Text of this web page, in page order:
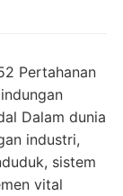
Pertahanan
Dalam dunia
industri,
sistem
vital